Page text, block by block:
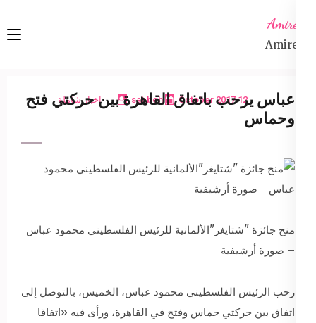
content
Amireta
Amireta
12 October 2017
sabbeh اخبار شاملة
عباس يرحب باتفاق القاهرة بين حركتي فتح
وحماس
منح جائزة "شتايغر"الألمانية للرئيس الفلسطيني محمود عباس
– صورة أرشيفية
رحب الرئيس الفلسطيني محمود عباس، الخميس، بالتوصل إلى
اتفاق بين حركتي حماس وفتح في القاهرة، ورأى فيه «اتفاقا